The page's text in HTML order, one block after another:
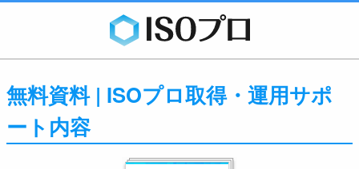
無料資料 | ISOプロ取得・運用サポ
ート内容